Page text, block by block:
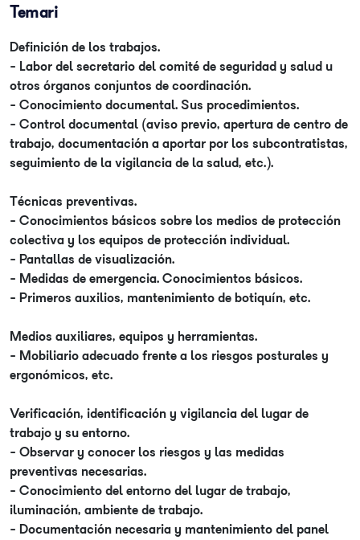
Temari
Definición de los trabajos.
- Labor del secretario del comité de seguridad y salud u
otros órganos conjuntos de coordinación.
- Conocimiento documental. Sus procedimientos.
- Control documental (aviso previo, apertura de centro de
trabajo, documentación a aportar por los subcontratistas,
seguimiento de la vigilancia de la salud, etc.).
Técnicas preventivas.
- Conocimientos básicos sobre los medios de protección
colectiva y los equipos de protección individual.
- Pantallas de visualización.
- Medidas de emergencia. Conocimientos básicos.
- Primeros auxilios, mantenimiento de botiquín, etc.
Medios auxiliares, equipos y herramientas.
- Mobiliario adecuado frente a los riesgos posturales y
ergonómicos, etc.
Verificación, identificación y vigilancia del lugar de
trabajo y su entorno.
- Observar y conocer los riesgos y las medidas
preventivas necesarias.
- Conocimiento del entorno del lugar de trabajo,
iluminación, ambiente de trabajo.
- Documentación necesaria y mantenimiento del panel